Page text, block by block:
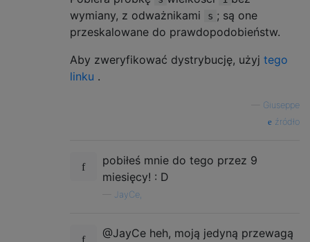
wymiany, z odważnikami
s ; są one
przeskalowane do prawdopodobieństw.
Aby zweryfikować dystrybucję, użyj tego
linku .
Giuseppe
źródło
pobiłeś mnie do tego przez 9
miesięcy! : D
JayCe,
@JayCe heh, moją jedyną przewagą